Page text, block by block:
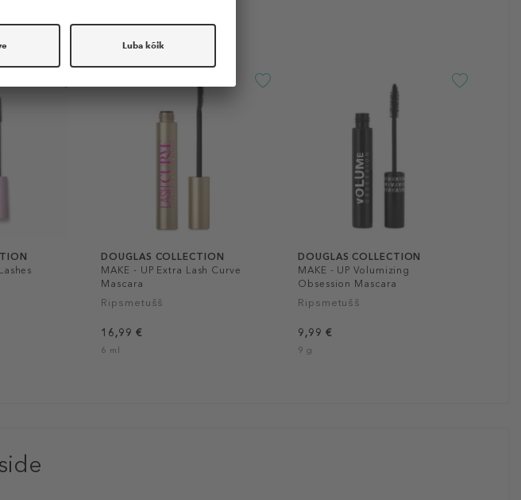
tooted
DOUGLAS COLLECTION
MAKE - UP Extra Lash Curve
Mascara
Ripsmetušš
16,99 €
6 ml
DOUGLAS COLLECTION
MAKE - UP Volumizing
Obsession Mascara
Ripsmetušš
9,99 €
9 g